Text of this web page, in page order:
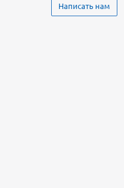
Написать нам